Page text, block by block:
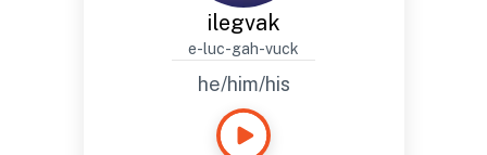
ilegvak
e-luc-gah-vuck
he/him/his